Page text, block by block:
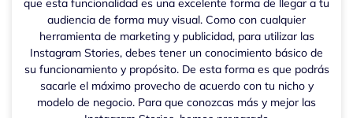
que esta funcionalidad es una excelente forma de llegar a tu
audiencia de forma muy visual. Como con cualquier
herramienta de marketing y publicidad, para utilizar las
Instagram Stories, debes tener un conocimiento básico de
su funcionamiento y propósito. De esta forma es que podrás
sacarle el máximo provecho de acuerdo con tu nicho y
modelo de negocio. Para que conozcas más y mejor las